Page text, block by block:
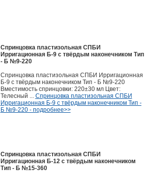
Спринцовка пластизольная СПБИ
Ирригационная Б-9 с твёрдым наконечником Тип
- Б №9-220
Спринцовка пластизольная СПБИ Ирригационная
Б-9 с твёрдым наконечником Тип - Б №9-220
Вместимость спринцовки: 220±30 мл Цвет:
Телесный ... Спринцовка пластизольная СПБИ
Ирригационная Б-9 с твёрдым наконечником Тип -
Б №9-220 - подробнее>>
Спринцовка пластизольная СПБИ
Ирригационная Б-12 с твёрдым наконечником
Тип - Б №15-360